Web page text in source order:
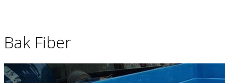
Bak Fiber